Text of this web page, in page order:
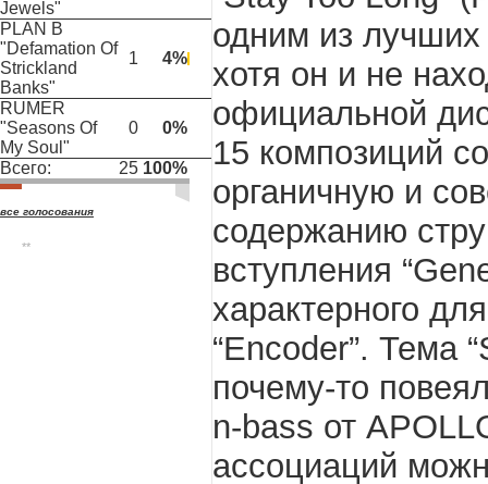
Jewels"
PLAN B
"Defamation Of
Strickland
Banks"
1 4%
RUMER
"Seasons Of
My Soul"
0 0%
Всего: 25 100%
все голосования
**
одним из лучших
хотя он и не
официальной
15 композиций
органичную и
содержанию
вступления
характерного
“Encoder”. Тема
почему-то
n-bass от
ассоциаций